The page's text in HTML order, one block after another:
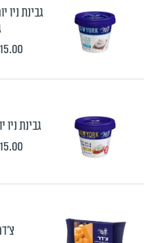
גבינת ניו יורק